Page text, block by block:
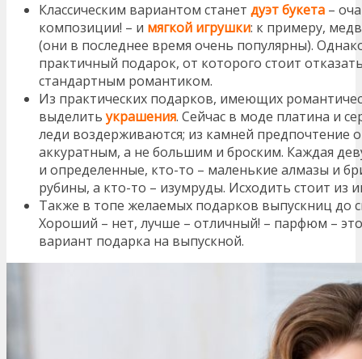
Классическим вариантом станет дуэт букета –
композиции! – и мягкой игрушки: к примеру,
(они в последнее время очень популярны).
практичный подарок, от которого стоит
стандартным романтиком.
Из практических подарков, имеющих
выделитьукрашения. Сейчас в моде платина и
леди воздерживаются; из камней предпочтение
аккуратным, а не большим и броским. Каждая
и определенные, кто-то – маленькие алмазы и
рубины, а кто-то – изумруды. Исходить стоит из
Также в топе желаемых подарков выпускниц до
Хороший – нет, лучше – отличный! – парфюм –
вариант подарка на выпускной.